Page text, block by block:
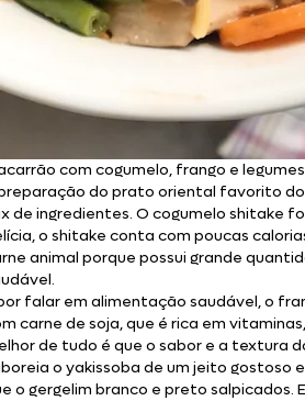
com cogumelo, frango e
do prato oriental favorito
de ingredientes. O cogumelo shitake
o shitake conta com poucas
animal porque possui grande
falar em alimentação saudável, o
carne de soja, que é rica em
de tudo é que o sabor e a textura
o yakissoba de um jeito gostoso
o gergelim branco e preto salpicados.